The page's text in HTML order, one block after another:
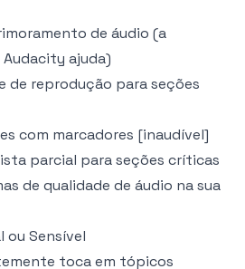
de áudio (a
ajuda)
de reprodução para seções
com marcadores [inaudível]
parcial para seções críticas
de qualidade de áudio na sua
ou Sensível
toca em tópicos